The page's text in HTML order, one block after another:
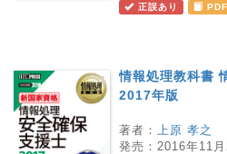
正誤あり
情報処理教科書
2017年版
著者：
上原 孝之
発売： 2016年11月